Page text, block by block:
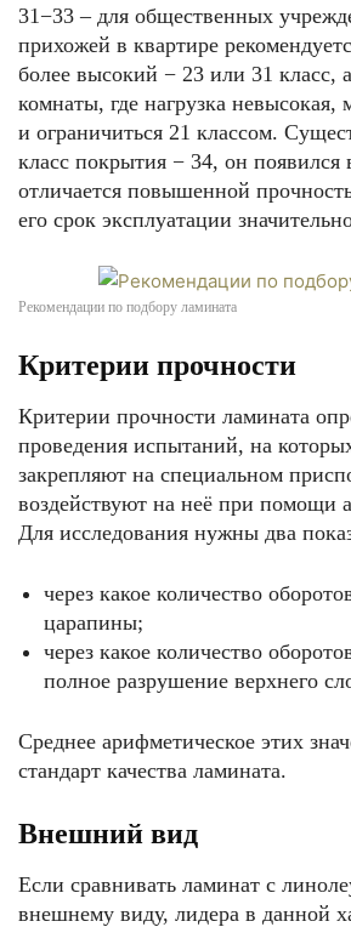
31−33 – для общественных
прихожей в квартире
более высокий − 23 или 31 класс,
комнаты, где нагрузка невысокая,
и ограничиться 21 классом.
класс покрытия − 34, он появился
отличается повышенной
его срок эксплуатации
Рекомендации по подбору ламината
Критерии прочности
Критерии прочности ламината
проведения испытаний, на
закрепляют на специальном
воздействуют на неё при помощи
Для исследования нужны два
через какое количество
царапины;
через какое количество
полное разрушение верхнего
Среднее арифметическое этих
стандарт качества ламината.
Внешний вид
Если сравнивать ламинат с
внешнему виду, лидера в данной